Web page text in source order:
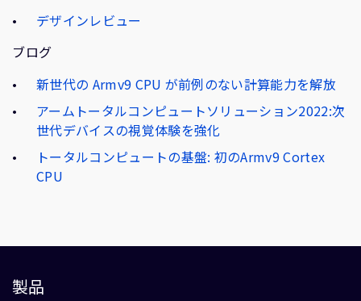
デザインレビュー
ブログ
新世代の Armv9 CPU が前例のない計算能力を解放
アームトータルコンピュートソリューション2022:次
世代デバイスの視覚体験を強化
トータルコンピュートの基盤: 初のArmv9 Cortex
CPU
製品